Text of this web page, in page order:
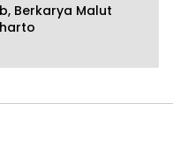
Berkarya Malut